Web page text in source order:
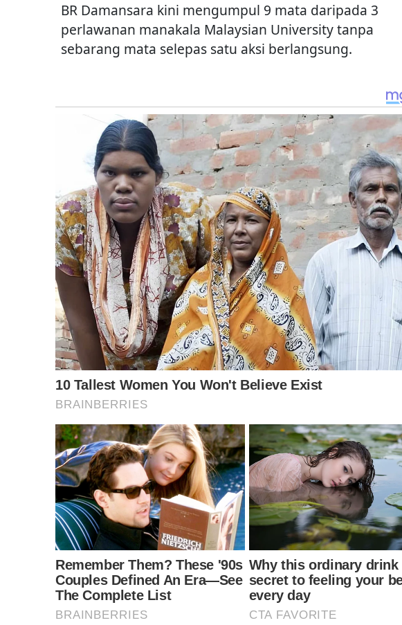
BR Damansara kini mengumpul 9 mata daripada 3
perlawanan manakala Malaysian University tanpa
sebarang mata selepas satu aksi berlangsung.